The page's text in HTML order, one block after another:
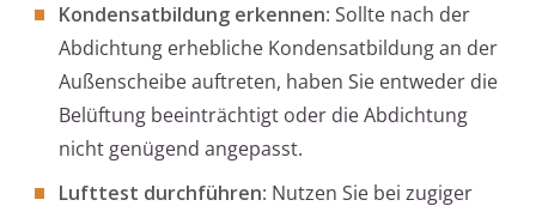
Kondensatbildung erkennen: Sollte nach der
Abdichtung erhebliche Kondensatbildung an der
Außenscheibe auftreten, haben Sie entweder die
Belüftung beeinträchtigt oder die Abdichtung
nicht genügend angepasst.
Lufttest durchführen: Nutzen Sie bei zugiger